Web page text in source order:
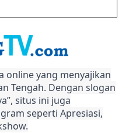
online yang menyajikan
Tengah. Dengan slogan
situs ini juga
seperti Apresiasi,